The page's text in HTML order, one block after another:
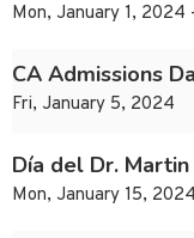
Mon, January 1,
CA Admissions
Fri, January 5, 2024
Día del Dr.
Mon, January 15, 2024